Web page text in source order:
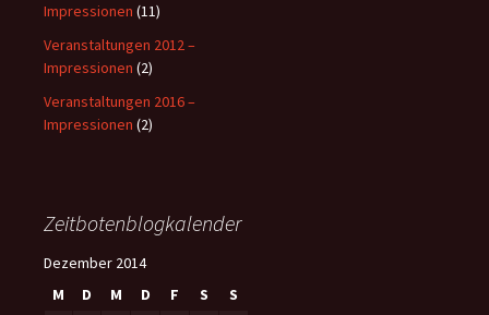
Impressionen (11)
Veranstaltungen 2012 –
Impressionen (2)
Veranstaltungen 2016 –
Impressionen (2)
Zeitbotenblogkalender
Dezember 2014
M
D M D F S
S